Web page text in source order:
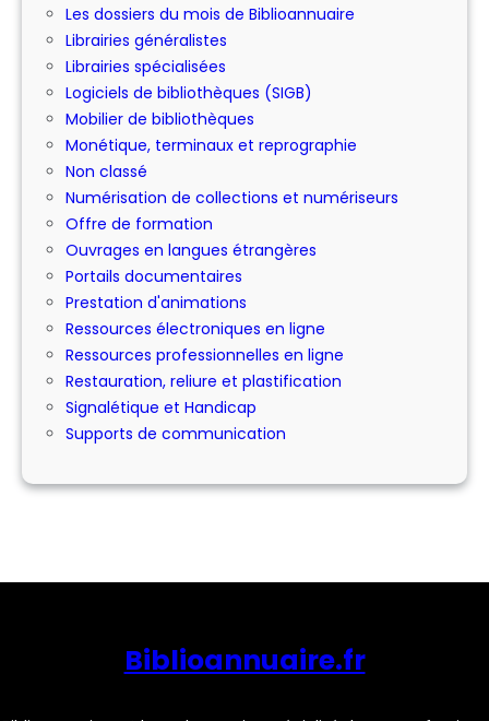
Les dossiers du mois de Biblioannuaire
Librairies généralistes
Librairies spécialisées
Logiciels de bibliothèques (SIGB)
Mobilier de bibliothèques
Monétique, terminaux et reprographie
Non classé
Numérisation de collections et numériseurs
Offre de formation
Ouvrages en langues étrangères
Portails documentaires
Prestation d'animations
Ressources électroniques en ligne
Ressources professionnelles en ligne
Restauration, reliure et plastification
Signalétique et Handicap
Supports de communication
Biblioannuaire.fr